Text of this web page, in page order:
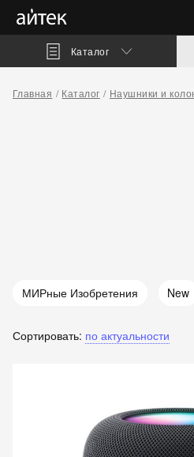
Главная Каталог Наушники и
Каталог
МИРные Изобретения New
Сортировать: по актуальности